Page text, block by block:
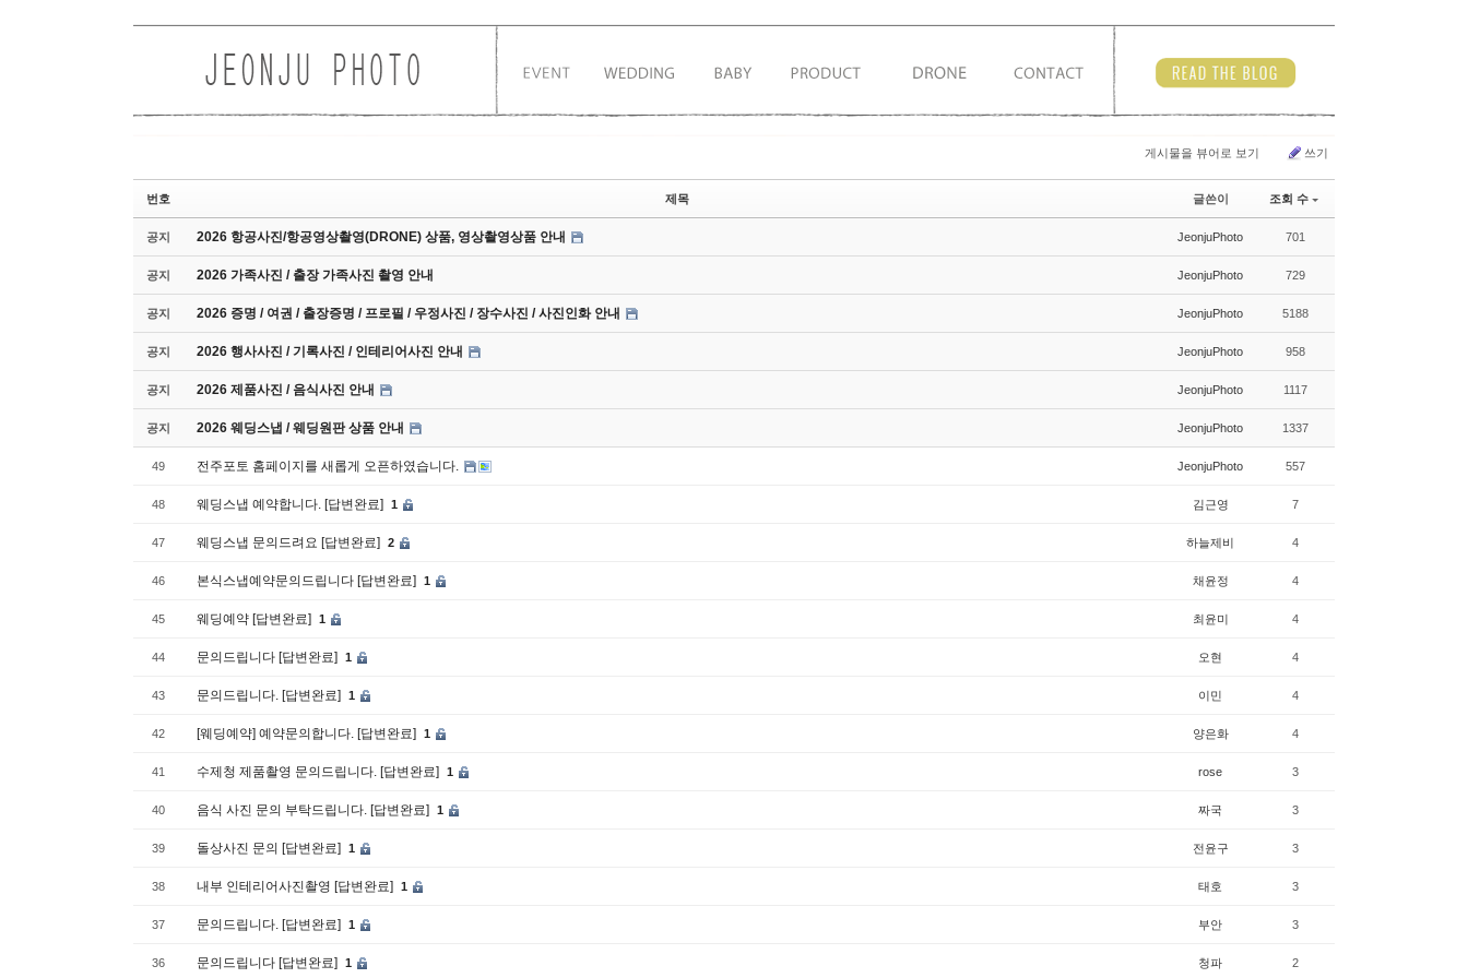
게시물을 뷰어로 보기 쓰기
번호 제목 글쓴이 조회 수
공지 2026 항공사진/항공영상촬영(DRONE) 상품, 영상촬영상품 안내 JeonjuPhoto 701
공지 2026 가족사진 / 출장 가족사진 촬영 안내 JeonjuPhoto 729
공지 2026 증명 / 여권 / 출장증명 / 프로필 / 우정사진 / 장수사진 / 사진인화 안내 JeonjuPhoto 5188
공지 2026 행사사진 / 기록사진 / 인테리어사진 안내 JeonjuPhoto 958
공지 2026 제품사진 / 음식사진 안내 JeonjuPhoto 1117
공지 2026 웨딩스냅 / 웨딩원판 상품 안내 JeonjuPhoto 1337
49 전주포토 홈페이지를 새롭게 오픈하였습니다. JeonjuPhoto 557
48 웨딩스냅 예약합니다. [답변완료] 1 김근영 7
47 웨딩스냅 문의드려요 [답변완료] 2 하늘제비 4
46 본식스냅예약문의드립니다 [답변완료] 1 채윤정 4
45 웨딩예약 [답변완료] 1 최윤미 4
44 문의드립니다 [답변완료] 1 오현 4
43 문의드립니다. [답변완료] 1 이민 4
42 [웨딩예약] 예약문의합니다. [답변완료] 1 양은화 4
41 수제청 제품촬영 문의드립니다. [답변완료] 1 rose 3
40 음식 사진 문의 부탁드립니다. [답변완료] 1 짜국 3
39 돌상사진 문의 [답변완료] 1 전윤구 3
38 내부 인테리어사진촬영 [답변완료] 1 태호 3
37 문의드립니다. [답변완료] 1 부안 3
36 문의드립니다 [답변완료] 1 청파 2
Sketchbook5, 스케치북5
Sketchbook5, 스케치북5